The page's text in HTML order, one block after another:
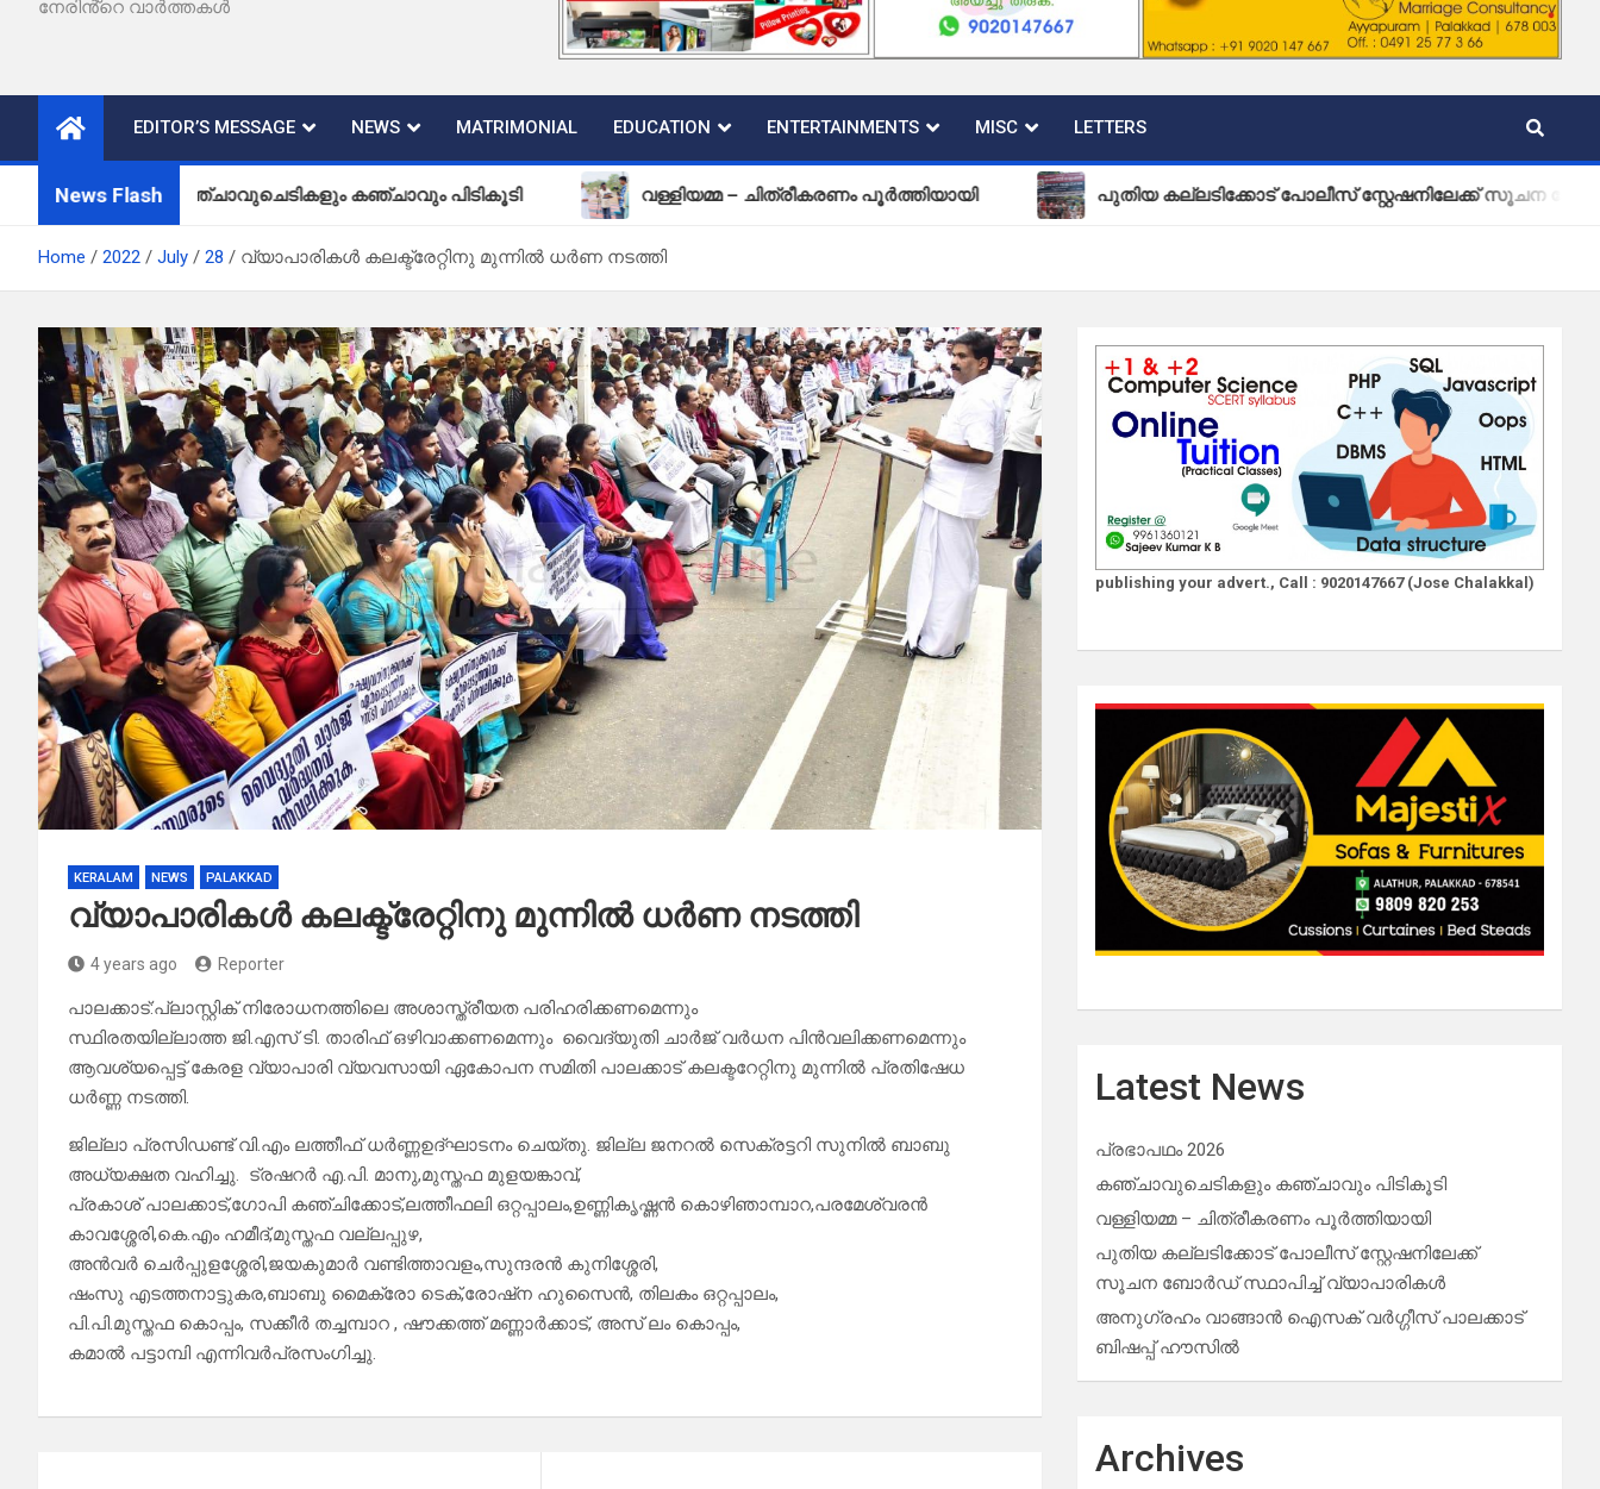
നേരിൻ്റെ വാർത്തകൾ
EDITOR’S MESSAGE NEWS MATRIMONIAL EDUCATION ENTERTAINMENTS MISC LETTERS
News Flash
കഞ്ചാവുചെടികളും കഞ്ചാവും പിടികൂടി വള്ളിയമ്മ – ചിത്രീകരണം പൂർത്തിയായി പുതിയ കല്ലടിക്കോട് പോലീസ് സ്റ്റേഷനിലേക്ക് സൂചന ബോർഡ്
Home 2022 July 28 വ്യാപാരികൾ കലക്ട്രേറ്റിനു മുന്നിൽ ധർണ നടത്തി
KERALAM NEWS PALAKKAD
വ്യാപാരികൾ കലക്ട്രേറ്റിനു മുന്നിൽ ധർണ നടത്തി
4 years ago Reporter
പാലക്കാട്:പ്ലാസ്റ്റിക് നിരോധനത്തിലെ അശാസ്ത്രീയത പരിഹരിക്കണമെന്നും
സ്ഥിരതയില്ലാത്ത ജി.എസ് ടി. താരിഫ് ഒഴിവാക്കണമെന്നും വൈദ്യുതി ചാർജ് വർധന പിൻവലിക്കണമെന്നും
ആവശ്യപ്പെട്ട് കേരള വ്യാപാരി വ്യവസായി ഏകോപന സമിതി പാലക്കാട് കലക്ടറേറ്റിനു മുന്നിൽ പ്രതിഷേധ
ധർണ്ണ നടത്തി.
ജില്ലാ പ്രസിഡണ്ട് വി.എം ലത്തീഫ് ധർണ്ണഉദ്ഘാടനം ചെയ്തു. ജില്ല ജനറൽ സെക്രട്ടറി സുനിൽ ബാബു
അധ്യക്ഷത വഹിച്ചു. ട്രഷറർ എ.പി. മാനു,മുസ്തഫ മുളയങ്കാവ്,
പ്രകാശ് പാലക്കാട്,ഗോപി കഞ്ചിക്കോട്,ലത്തീഫലി ഒറ്റപ്പാലം,ഉണ്ണികൃഷ്ണൻ കൊഴിഞാമ്പാറ,പരമേശ്വരൻ
കാവശ്ശേരി,കെ.എം ഹമീദ്,മുസ്തഫ വല്ലപ്പുഴ,
അൻവർ ചെർപ്പുളശ്ശേരി,ജയകുമാർ വണ്ടിത്താവളം,സുന്ദരൻ കുനിശ്ശേരി,
ഷംസു എടത്തനാട്ടുകര,ബാബു മൈക്രോ ടെക്,രോഷ്ന ഹുസൈൻ, തിലകം ഒറ്റപ്പാലം,
പി.പി.മുസ്തഫ കൊപ്പം, സക്കീർ തച്ചമ്പാറ , ഷൗക്കത്ത് മണ്ണാർക്കാട്, അസ് ലം കൊപ്പം,
കമാൽ പട്ടാമ്പി എന്നിവർപ്രസംഗിച്ചു.
publishing your advert., Call : 9020147667 (Jose Chalakkal)
Latest News
പ്രഭാപഥം 2026
കഞ്ചാവുചെടികളും കഞ്ചാവും പിടികൂടി
വള്ളിയമ്മ – ചിത്രീകരണം പൂർത്തിയായി
പുതിയ കല്ലടിക്കോട് പോലീസ് സ്റ്റേഷനിലേക്ക്
സൂചന ബോർഡ് സ്ഥാപിച്ച് വ്യാപാരികൾ
അനുഗ്രഹം വാങ്ങാൻ ഐസക് വര്‍ഗ്ഗീസ് പാലക്കാട്
ബിഷപ്പ് ഹൗസില്‍
Archives